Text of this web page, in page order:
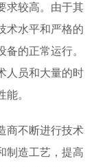
求较高。由于其
术水平和严格的
的正常运行。
人员和大量的时
。
商不断进行技术
制造工艺，提高